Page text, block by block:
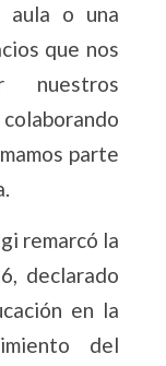
aula o una
que nos
nuestros
parte
remarcó la
declarado
en la
del